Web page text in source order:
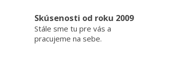
d
a
c
Skúsenosti od roku 2009
Stále sme tu pre vás a
pracujeme na sebe.